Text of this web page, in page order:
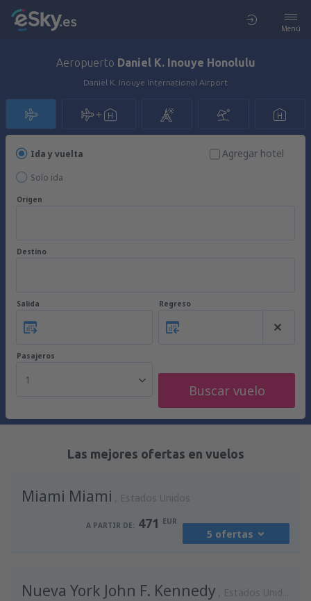
Menú
Aeropuerto Daniel K. Inouye Honolulu
Daniel K. Inouye International Airport
Ida y vuelta
Solo ida
Agregar hotel
Origen
Destino
Salida Regreso
Pasajeros
1
Buscar vuelo
Las mejores ofertas en vuelos
Miami Miami Estados Unidos
A PARTIR DE: 471 EUR
5 ofertas
A PARTIR DE: 588EUR
Nueva York John F. Kennedy Estados Unidos